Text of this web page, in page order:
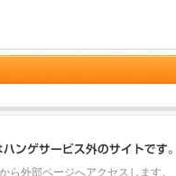
ら外部ページへアクセスします。